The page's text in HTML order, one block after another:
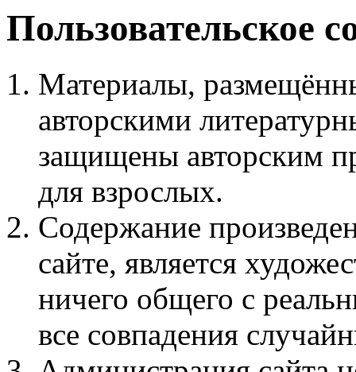
Пользовательское
Материалы,
авторскими
защищены авторским
для взрослых.
Содержание
сайте, является
ничего общего с
все совпадения